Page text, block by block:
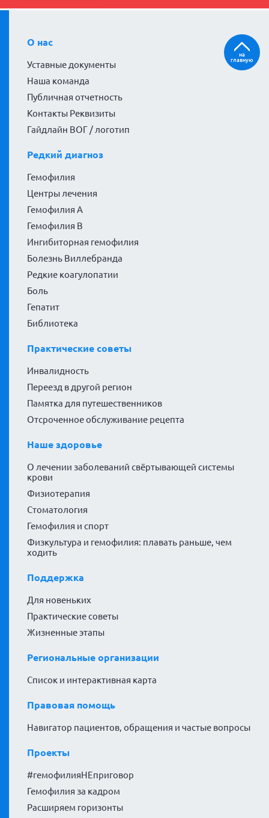
О нас
Уставные документы
Наша команда
Публичная отчетность
Контакты Реквизиты
Гайдлайн ВОГ / логотип
Редкий диагноз
Гемофилия
Центры лечения
Гемофилия А
Гемофилия В
Ингибиторная гемофилия
Болезнь Виллебранда
Редкие коагулопатии
Боль
Гепатит
Библиотека
Практические советы
Инвалидность
Переезд в другой регион
Памятка для путешественников
Отсроченное обслуживание рецепта
Наше здоровье
О лечении заболеваний свёртывающей системы
крови
Физиотерапия
Стоматология
Гемофилия и спорт
Физкультура и гемофилия: плавать раньше, чем
ходить
Поддержка
Для новеньких
Практические советы
Жизненные этапы
Региональные организации
Список и интерактивная карта
Правовая помощь
Навигатор пациентов, обращения и частые вопросы
Проекты
#гемофилияНЕприговор
Гемофилия за кадром
Расширяем горизонты
на
главную